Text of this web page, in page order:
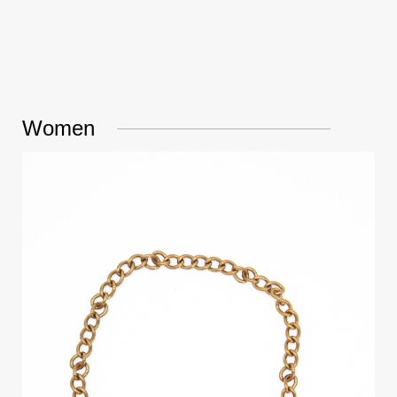
Women